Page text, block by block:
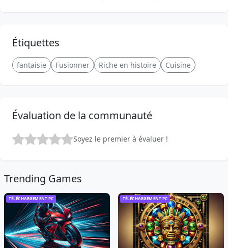
Étiquettes
fantaisie Fusionner Riche en histoire Cuisine
Évaluation de la communauté
Soyez le premier à évaluer !
Trending Games
TÉLÉCHARGEMENT PC TÉLÉCHARGEMENT PC